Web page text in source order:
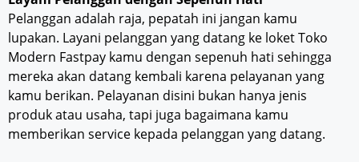
Pelanggan adalah raja, pepatah ini jangan kamu
lupakan. Layani pelanggan yang datang ke loket Toko
Modern Fastpay kamu dengan sepenuh hati sehingga
mereka akan datang kembali karena pelayanan yang
kamu berikan. Pelayanan disini bukan hanya jenis
produk atau usaha, tapi juga bagaimana kamu
memberikan service kepada pelanggan yang datang.